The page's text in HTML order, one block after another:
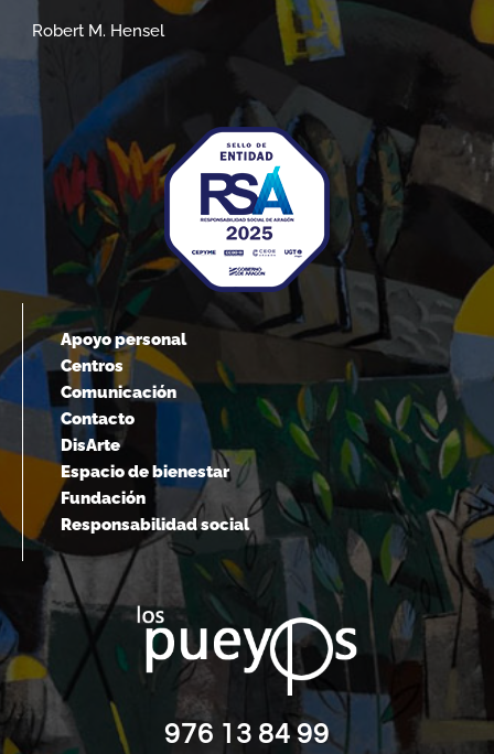
Albert Einstein
Apoyo personal
Centros
Comunicación
Contacto
DisArte
Espacio de bienestar
Fundación
Responsabilidad social
976 13 84 99